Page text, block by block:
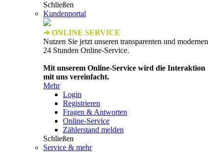
Schließen
Kundenportal
➜ ONLINE SERVICE
Nutzen Sie jetzt unseren transparenten und modernen
24 Stunden Online-Service.
Mit unserem Online-Service wird die Interaktion
mit uns vereinfacht.
Mehr
Login
Registrieren
Fragen & Antworten
Online-Service
Zählerstand melden
Schließen
Service & mehr